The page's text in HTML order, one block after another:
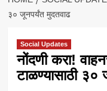
३० जूनपर्यंत मुदतवाढ
Social Updates
नोंदणी करा!
टाळण्यासाठी ३०